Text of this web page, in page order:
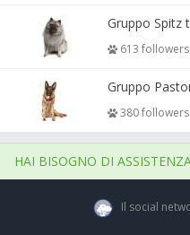
Gruppo Spitz
613 followers
Gruppo
380 followers
HAI BISOGNO DI
Il social